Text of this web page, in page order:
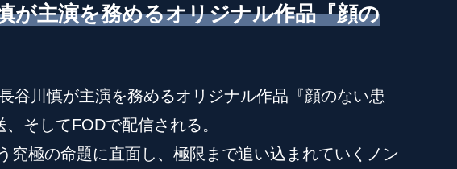
が主演を務めるオリジナル作品『顔の
谷川慎が主演を務めるオリジナル作品『顔のない患
そしてFODで配信される。
極の命題に直面し、極限まで追い込まれていくノン